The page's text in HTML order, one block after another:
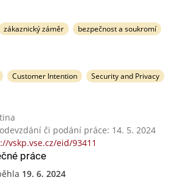
zákaznický záměr
bezpečnost a soukromí
Customer Intention
Security and Privacy
či podání práce: 14. 5. 2024
vskp.vse.cz/eid/93411
práce
19. 6. 2024